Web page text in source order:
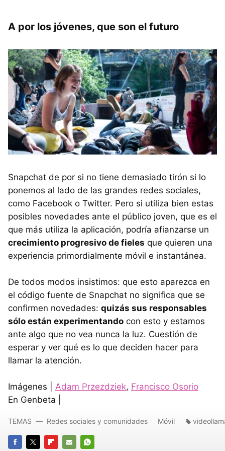
A por los jóvenes, que son el futuro
Snapchat de por si no tiene demasiado tirón si lo
ponemos al lado de las grandes redes sociales,
como Facebook o Twitter. Pero si utiliza bien estas
posibles novedades ante el público joven, que es el
que más utiliza la aplicación, podría afianzarse un
crecimiento progresivo de fieles que quieren una
experiencia primordialmente móvil e instantánea.
De todos modos insistimos: que esto aparezca en
el código fuente de Snapchat no significa que se
confirmen novedades: quizás sus responsables
sólo están experimentando con esto y estamos
ante algo que no vea nunca la luz. Cuestión de
esperar y ver qué es lo que deciden hacer para
llamar la atención.
Imágenes | Adam Przezdziek, Francisco Osorio
En Genbeta |
TEMAS Redes sociales y comunidades Móvil